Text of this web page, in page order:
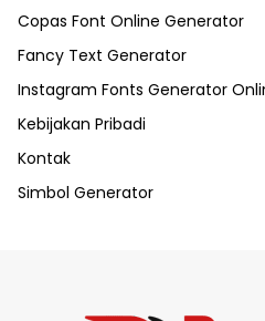
Copas Font Online Generator
Fancy Text Generator
Instagram Fonts Generator
Kebijakan Pribadi
Kontak
Simbol Generator